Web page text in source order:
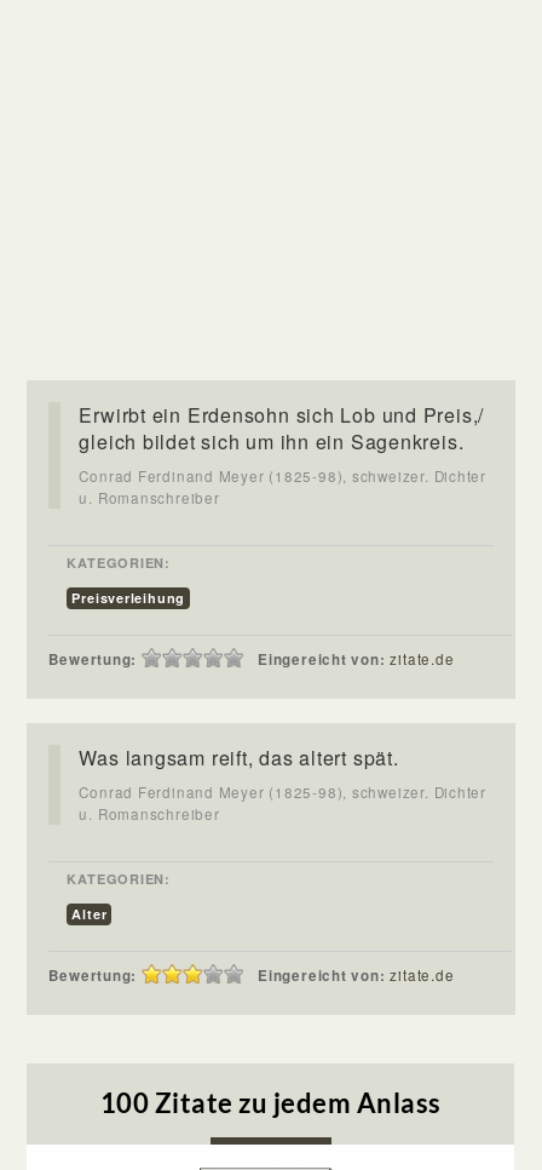
Erwirbt ein Erdensohn sich Lob und Preis,/
gleich bildet sich um ihn ein Sagenkreis.
Conrad Ferdinand Meyer (1825-98), schweizer. Dichter
u. Romanschreiber
KATEGORIEN:
Preisverleihung
Bewertung: Eingereicht von:zitate.de
Was langsam reift, das altert spät.
Conrad Ferdinand Meyer (1825-98), schweizer. Dichter
u. Romanschreiber
KATEGORIEN:
Alter
Bewertung: Eingereicht von:zitate.de